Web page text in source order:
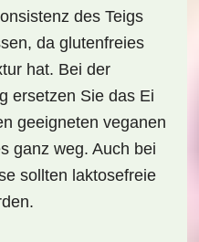
des Teigs
da glutenfreies
hat. Bei der
ersetzen Sie das Ei
geeigneten veganen
ganz weg. Auch bei
sollten laktosefreie